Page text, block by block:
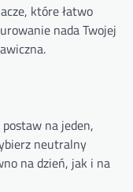
które łatwo
nada Twojej
na jeden,
neutralny
na dzień, jak i na